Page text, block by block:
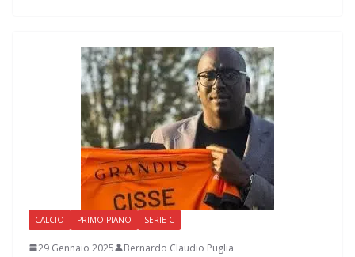
CALCIO PRIMO PIANO SERIE C
29 Gennaio 2025 Bernardo Claudio Puglia